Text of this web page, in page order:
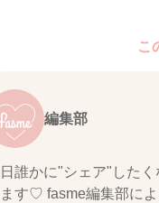
こ
編集部
誰かに"シェア"した
ます♡ fasme編集部に